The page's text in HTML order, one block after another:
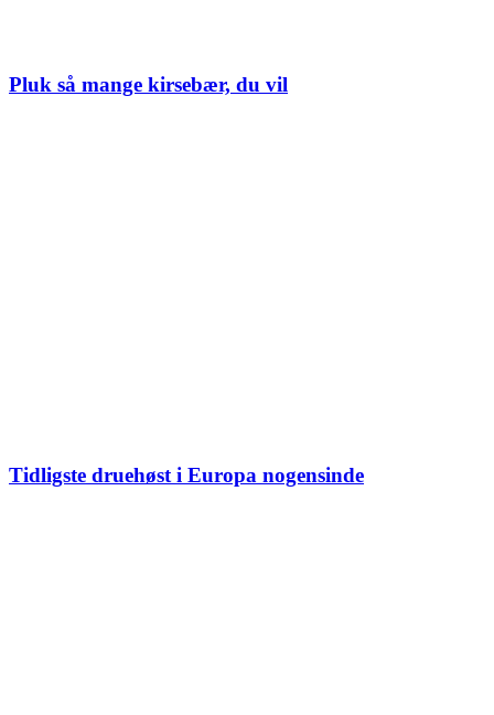
Pluk så mange kirsebær, du vil
Tidligste druehøst i Europa nogensinde